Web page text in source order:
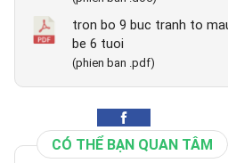
tron bo 9 buc tranh to
be 6 tuoi
(phien ban .pdf)
CÓ THỂ BẠN QUAN TÂM